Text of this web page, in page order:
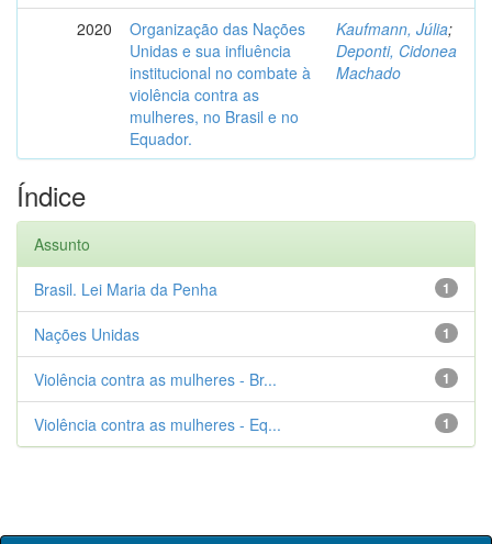
2020
Organização das Nações
Unidas e sua influência
institucional no combate à
violência contra as
mulheres, no Brasil e no
Equador.
Kaufmann, Júlia;
Deponti, Cidonea
Machado
Índice
Assunto
1
Brasil. Lei Maria da Penha
1
Nações Unidas
1
Violência contra as mulheres - Br...
1
Violência contra as mulheres - Eq...